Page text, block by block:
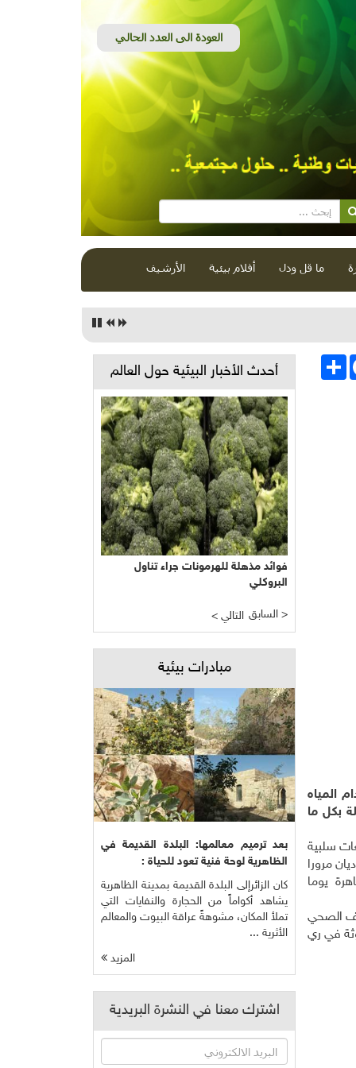
ما قل ودل أفلام بيئية الأرشيف
انشر
حذّرت في عددين سابقين ( 35 و 48) من استخدام المياه
بكل ما
سلبية
مرورا
يوما
الصحي
في ري
أحدث الأخبار البيئية حول العالم
فوائد مذهلة للهرمونات جراء تناول
البروكلي
< التالي السابق >
مبادرات بيئية
بعد ترميم معالمها: البلدة القديمة في
الظاهرية لوحة فنية تعود للحياة :
كان الزائرإلى البلدة القديمة بمدينة الظاهرية
يشاهد أكواماً من الحجارة والنفايات التي
تملأ المكان، مشوهةً عراقة البيوت والمعالم
الأثرية ...
المزيد
اشترك معنا في النشرة البريدية